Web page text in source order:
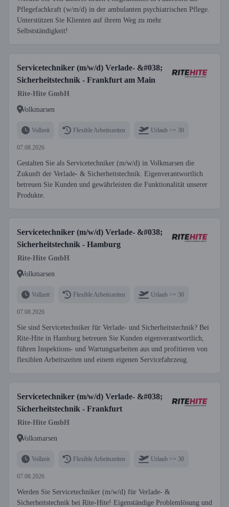
Pflegefachkraft (w/m/d) in der ambulanten psychiatrischen Pflege.
Unterstützen Sie Klienten auf ihrem Weg zu mehr
Selbstständigkeit!
Servicetechniker (m/w/d) Verlade- &#038;
Sicherheitstechnik - Frankfurt am Main
Rite-Hite GmbH
Volkmarsen
Vollzeit Flexible Arbeitszeiten Urlaub >= 30
07.08.2026
Gestalten Sie als Servicetechniker (m/w/d) in Volkmarsen die
Zukunft der Verlade- & Sicherheitstechnik. Eigenverantwortlich
betreuen Sie Kunden und gewährleisten die Funktionalität unserer
Produkte.
Servicetechniker (m/w/d) Verlade- &#038;
Sicherheitstechnik - Hamburg
Rite-Hite GmbH
Volkmarsen
Vollzeit Flexible Arbeitszeiten Urlaub >= 30
07.08.2026
Sie sind Servicetechniker für Verlade- und Sicherheitstechnik? Bei
Rite-Hite in Hamburg betreuen Sie Kunden eigenverantwortlich,
führen Inspektions- und Wartungsarbeiten aus und profitieren von
flexiblen Arbeitszeiten und einem eigenen Servicefahrzeug.
Servicetechniker (m/w/d) Verlade- &#038;
Sicherheitstechnik - Frankfurt
Rite-Hite GmbH
Volksmarsen
Vollzeit Flexible Arbeitszeiten Urlaub >= 30
07.08.2026
Werden Sie Servicetechniker (m/w/d) für Verlade- &
Sicherheitstechnik bei Rite-Hite! Eigenständige Problemlösung und